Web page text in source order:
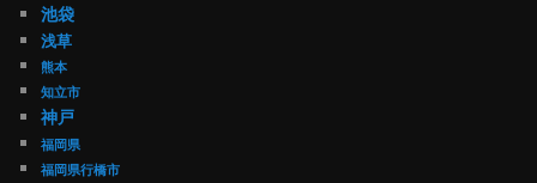
池袋
浅草
熊本
知立市
神戸
福岡県
福岡県行橋市